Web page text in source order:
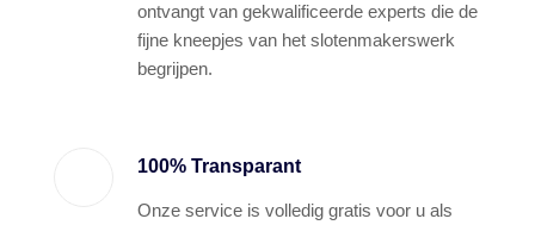
ontvangt van gekwalificeerde experts die de
fijne kneepjes van het slotenmakerswerk
begrijpen.
100% Transparant
Onze service is volledig gratis voor u als